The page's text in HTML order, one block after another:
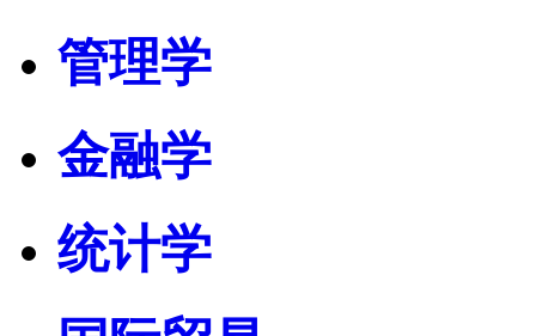
管理学
金融学
统计学